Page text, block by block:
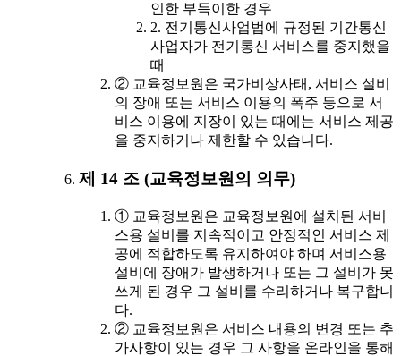
인한 부득이한 경우
2. 전기통신사업법에 규정된 기간통신
사업자가 전기통신 서비스를 중지했을
때
② 교육정보원은 국가비상사태, 서비스 설비
의 장애 또는 서비스 이용의 폭주 등으로 서
비스 이용에 지장이 있는 때에는 서비스 제공
을 중지하거나 제한할 수 있습니다.
제 14 조 (교육정보원의 의무)
① 교육정보원은 교육정보원에 설치된 서비
스용 설비를 지속적이고 안정적인 서비스 제
공에 적합하도록 유지하여야 하며 서비스용
설비에 장애가 발생하거나 또는 그 설비가 못
쓰게 된 경우 그 설비를 수리하거나 복구합니
다.
② 교육정보원은 서비스 내용의 변경 또는 추
가사항이 있는 경우 그 사항을 온라인을 통해